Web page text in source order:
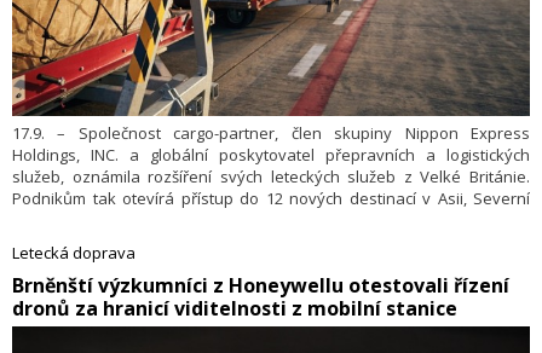
17.9. – Společnost cargo-partner, člen skupiny Nippon Express
Holdings, INC. a globální poskytovatel přepravních a logistických
služeb, oznámila rozšíření svých leteckých služeb z Velké Británie.
Podnikům tak otevírá přístup do 12 nových destinací v Asii, Severní
spolehlivá řešení pro mezinárodní zásilky.
Letecká doprava
​Brněnští výzkumníci z Honeywellu otestovali řízení
dronů za hranicí viditelnosti z mobilní stanice